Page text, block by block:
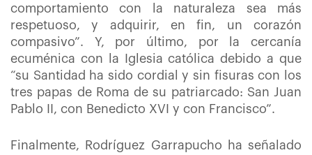
comportamiento con la naturaleza sea más
respetuoso, y adquirir, en fin, un corazón
compasivo”. Y, por último, por la cercanía
ecuménica con la Iglesia católica debido a que
“su Santidad ha sido cordial y sin fisuras con los
tres papas de Roma de su patriarcado: San Juan
Pablo II, con Benedicto XVI y con Francisco”.
Finalmente, Rodríguez Garrapucho ha señalado